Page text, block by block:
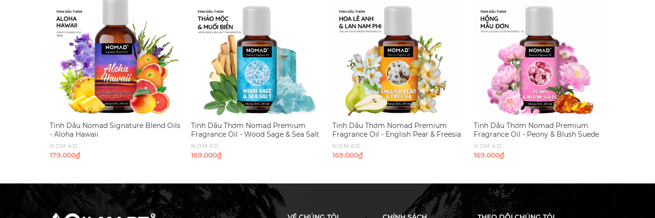
Tinh Dầu Nomad Signature Blend Oils
- Aloha Hawaii
NOMAD
179.000₫
Tinh Dầu Thơm Nomad Premium
Fragrance Oil - Wood Sage & Sea Salt
NOMAD
169.000₫
Tinh Dầu Thơm Nomad Premium
Fragrance Oil - English Pear & Freesia
NOMAD
169.000₫
Tinh Dầu Thơm Nomad Premium
Fragrance Oil - Peony & Blush Suede
NOMAD
169.000₫